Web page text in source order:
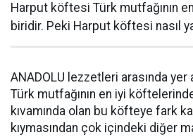
Harput köftesi Türk mutfağının
biridir. Peki Harput köftesi nasıl
ANADOLU lezzetleri arasında
Türk mutfağının en iyi
kıvamında olan bu köfteye fark
kıymasından çok içindeki diğer